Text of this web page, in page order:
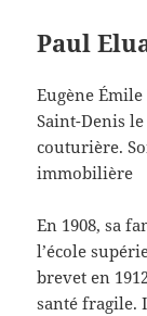
Paul
Eugène
Saint-Denis le
couturière.
immobilière
En 1908, sa
l’école
brevet en
santé fragile.